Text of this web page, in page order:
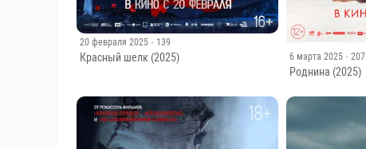
20 февраля 2025 · 139
Красный шелк (2025) 6 марта 2025 · 207
Роднина (2025)